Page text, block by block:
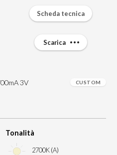
3V CUSTOM
Tonalità
2700K (A)
Scheda tecnica
Scarica